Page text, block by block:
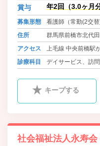
賞与 年2回（3.0ヶ月
募集形態
看護師（常勤(2交替)
住所
群馬県前橋市北代
アクセス
上毛線 中央前橋駅
診療科目
デイサービス、訪
キープする
社会福祉法人永寿